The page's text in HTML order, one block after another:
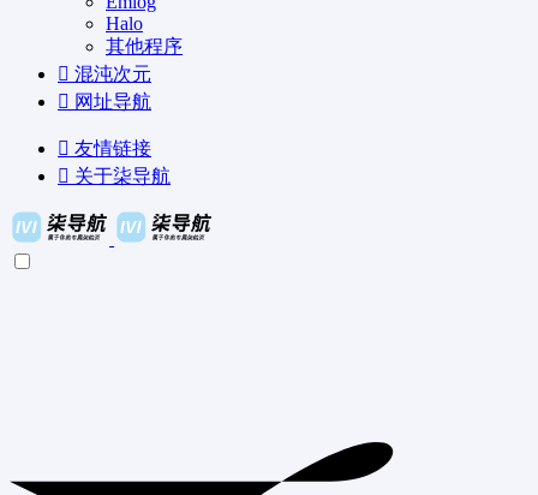
Halo
其他程序
混沌次元
网址导航
友情链接
关于柒导航